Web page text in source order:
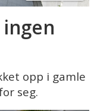
opp i gamle
seg.